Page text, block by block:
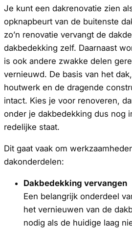
Je kunt een dakrenovatie zien
opknapbeurt van de buitenste
zo’n renovatie vervangt de
dakbedekking zelf. Daarnaast
is ook andere zwakke delen
vernieuwd. De basis van het
houtwerk en de dragende
intact. Kies je voor renoveren,
onder je dakbedekking dus nog
redelijke staat.
Dit gaat vaak om
dakonderdelen:
Dakbedekking vervangen
Een belangrijk onderdeel
het vernieuwen van de
nodig als de huidige laag